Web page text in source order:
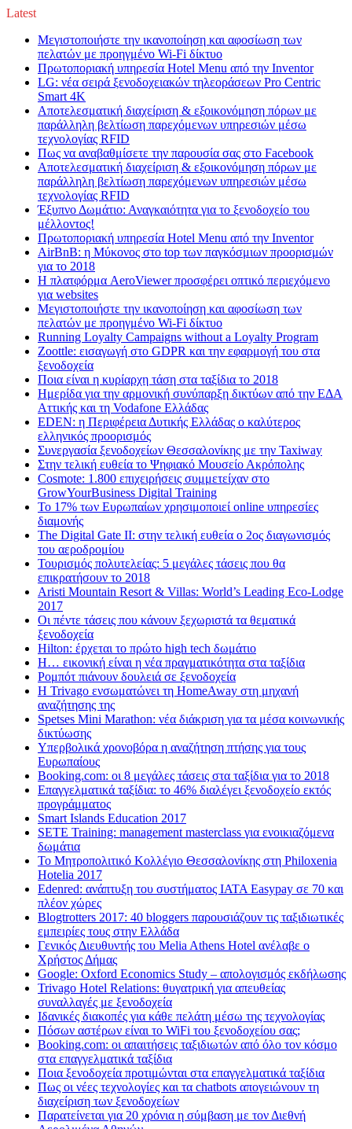
Latest
Μεγιστοποιήστε την ικανοποίηση και αφοσίωση των
πελατών με προηγμένο Wi-Fi δίκτυο
Πρωτοποριακή υπηρεσία Hotel Menu από την Inventor
LG: νέα σειρά ξενοδοχειακών τηλεοράσεων Pro Centric
Smart 4K
Αποτελεσματική διαχείριση & εξοικονόμηση πόρων με
παράλληλη βελτίωση παρεχόμενων υπηρεσιών μέσω
τεχνολογίας RFID
Πως να αναβαθμίσετε την παρουσία σας στο Facebook
Αποτελεσματική διαχείριση & εξοικονόμηση πόρων με
παράλληλη βελτίωση παρεχόμενων υπηρεσιών μέσω
τεχνολογίας RFID
Έξυπνο Δωμάτιο: Αναγκαιότητα για το ξενοδοχείο του
μέλλοντος!
Πρωτοποριακή υπηρεσία Hotel Menu από την Inventor
AirBnB: η Μύκονος στο top των παγκόσμιων προορισμών
για το 2018
Η πλατφόρμα AeroViewer προσφέρει οπτικό περιεχόμενο
για websites
Μεγιστοποιήστε την ικανοποίηση και αφοσίωση των
πελατών με προηγμένο Wi-Fi δίκτυο
Running Loyalty Campaigns without a Loyalty Program
Zoottle: εισαγωγή στο GDPR και την εφαρμογή του στα
ξενοδοχεία
Ποια είναι η κυρίαρχη τάση στα ταξίδια το 2018
Ημερίδα για την αρμονική συνύπαρξη δικτύων από την ΕΔΑ
Αττικής και τη Vodafone Ελλάδας
EDEN: η Περιφέρεια Δυτικής Ελλάδας ο καλύτερος
ελληνικός προορισμός
Συνεργασία ξενοδοχείων Θεσσαλονίκης με την Taxiway
Στην τελική ευθεία το Ψηφιακό Μουσείο Ακρόπολης
Cosmote: 1.800 επιχειρήσεις συμμετείχαν στο
GrowYourBusiness Digital Training
Το 17% των Ευρωπαίων χρησιμοποιεί online υπηρεσίες
διαμονής
The Digital Gate II: στην τελική ευθεία ο 2ος διαγωνισμός
του αεροδρομίου
Τουρισμός πολυτελείας: 5 μεγάλες τάσεις που θα
επικρατήσουν το 2018
Aristi Mountain Resort & Villas: World’s Leading Eco-Lodge
2017
Οι πέντε τάσεις που κάνουν ξεχωριστά τα θεματικά
ξενοδοχεία
Hilton: έρχεται τo πρώτο high tech δωμάτιο
Η… εικονική είναι η νέα πραγματικότητα στα ταξίδια
Ρομπότ πιάνουν δουλειά σε ξενοδοχεία
Η Trivago ενσωματώνει τη HomeAway στη μηχανή
αναζήτησης της
Spetses Mini Marathon: νέα διάκριση για τα μέσα κοινωνικής
δικτύωσης
Υπερβολικά χρονοβόρα η αναζήτηση πτήσης για τους
Ευρωπαίους
Booking.com: οι 8 μεγάλες τάσεις στα ταξίδια για το 2018
Επαγγελματικά ταξίδια: το 46% διαλέγει ξενοδοχείο εκτός
προγράμματος
Smart Islands Education 2017
SETE Training: management masterclass για ενοικιαζόμενα
δωμάτια
Το Μητροπολιτικό Κολλέγιο Θεσσαλονίκης στη Philoxenia
Hotelia 2017
Edenred: ανάπτυξη του συστήματος IATA Easypay σε 70 και
πλέον χώρες
Blogtrotters 2017: 40 bloggers παρουσιάζουν τις ταξιδιωτικές
εμπειρίες τους στην Ελλάδα
Γενικός Διευθυντής του Melia Athens Hotel ανέλαβε ο
Χρήστος Δήμας
Google: Oxford Economics Study – απολογισμός εκδήλωσης
Trivago Hotel Relations: θυγατρική για απευθείας
συναλλαγές με ξενοδοχεία
Iδανικές διακοπές για κάθε πελάτη μέσω της τεχνολογίας
Πόσων αστέρων είναι το WiFi του ξενοδοχείου σας;
Booking.com: οι απαιτήσεις ταξιδιωτών από όλο τον κόσμο
στα επαγγελματικά ταξίδια
Ποια ξενοδοχεία προτιμώνται στα επαγγελματικά ταξίδια
Πως οι νέες τεχνολογίες και τα chatbots απογειώνουν τη
διαχείριση των ξενοδοχείων
Παρατείνεται για 20 χρόνια η σύμβαση με τον Διεθνή